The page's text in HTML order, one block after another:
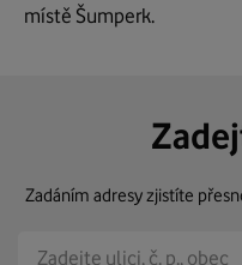
místě Šumperk.
Zadáním adresy zjistíte